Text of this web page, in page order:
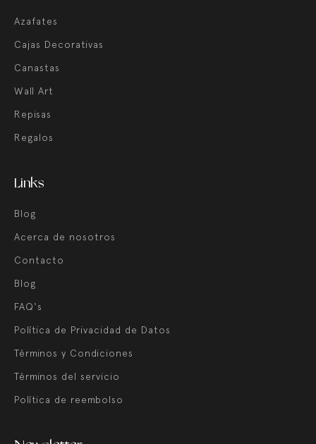
Azafates
Cajas Decorativas
Canastas
Wall Art
Repisas
Regalos
Links
Blog
Acerca de nosotros
Contacto
Blog
FAQ's
Política de Privacidad de Datos
Términos y Condiciones
Términos del servicio
Política de reembolso